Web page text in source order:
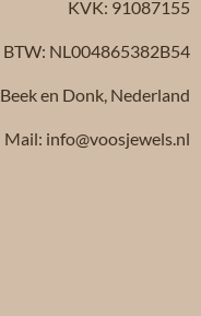
KVK: 91087155
BTW: NL004865382B54
Beek en Donk, Nederland
Mail: info@voosjewels.nl